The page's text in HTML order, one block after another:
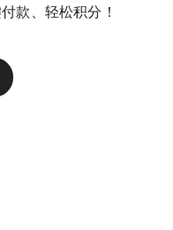
款、轻松积分！